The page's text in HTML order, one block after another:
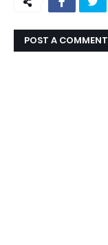
POST A COMMENT